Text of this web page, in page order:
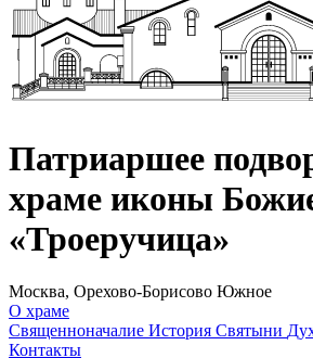
Патриаршее
храме иконы
«Троеручица»
Москва, Орехово-Борисово Южное
О храме
Священноначалие История Святыни
Контакты